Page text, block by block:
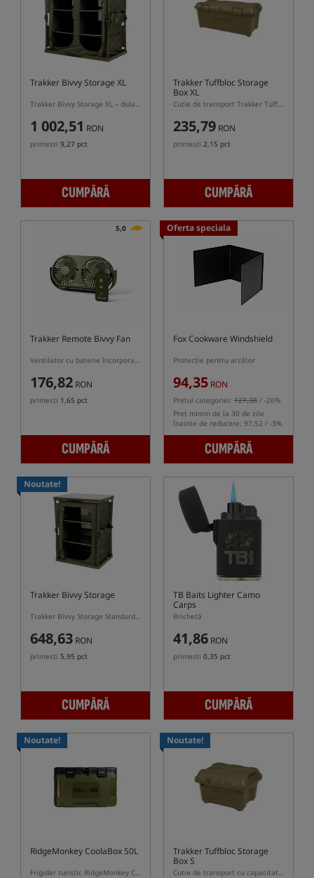
Trakker Bivvy Storage XL
Trakker Bivvy Storage XL – dulap pliabil pentru pescuit la crap cu 6 rafturi
1 002,51 RON
primesti 9,27 pct
CUMPĂRĂ
Trakker Tuffbloc Storage
Box XL
Cutie de transport Trakker Tuffbloc Storage Box cu capacitatea de 75L
235,79 RON
primesti 2,15 pct
CUMPĂRĂ
5,0
Trakker Remote Bivvy Fan
Ventilator cu baterie încorporată și control prin telecomandă
176,82 RON
primesti 1,65 pct
CUMPĂRĂ
Oferta speciala
Fox Cookware Windshield
Protecție pentru arzător
94,35 RON
Pretul categoriei: 127,38 / -26%
Preț minim de la 30 de zile
înainte de reducere: 97.52 / -3%
CUMPĂRĂ
Noutate!
Trakker Bivvy Storage
Trakker Bivvy Storage Standard – dulap pliabil pentru pescuit la crap
648,63 RON
primesti 5,95 pct
CUMPĂRĂ
TB Baits Lighter Camo
Carps
Brichetă
41,86 RON
primesti 0,35 pct
CUMPĂRĂ
Noutate!
RidgeMonkey CoolaBox 50L
Frigider turistic RidgeMonkey CoolaBox Compact 50L
Noutate!
Trakker Tuffbloc Storage
Box S
Cutie de transport cu capacitate de 15L Trakker TUFFBLOC